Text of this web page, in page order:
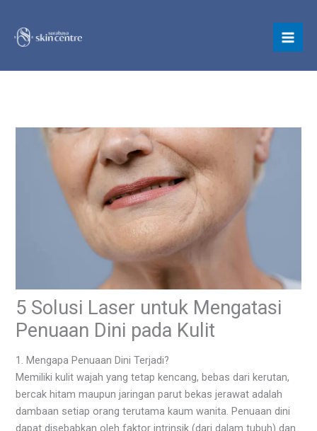
content
5 Solusi Laser untuk Mengatasi
Penuaan Dini pada Kulit
1. Mengapa Penuaan Dini Terjadi?
Memiliki kulit wajah yang tetap kencang, bebas dari kerutan,
bercak hitam maupun jaringan parut bekas jerawat adalah
dambaan setiap orang terutama kaum wanita. Penuaan dini
dapat disebabkan oleh faktor intrinsik (dari dalam tubuh) dan